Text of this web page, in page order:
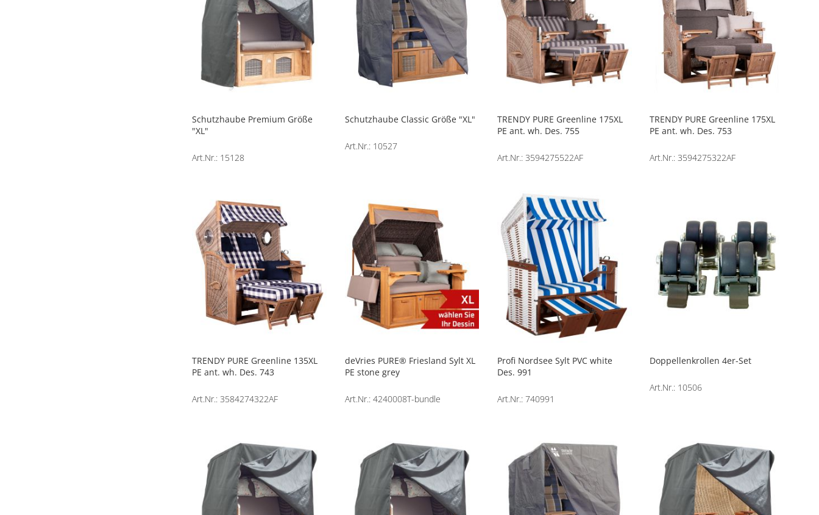
Schutzhaube Premium Größe
"XL"
Art.Nr.: 15128
Schutzhaube Classic Größe "XL"
Art.Nr.: 10527
TRENDY PURE Greenline 175XL
PE ant. wh. Des. 755
Art.Nr.: 3594275522AF
TRENDY PURE Greenline 175XL
PE ant. wh. Des. 753
Art.Nr.: 3594275322AF
TRENDY PURE Greenline 135XL
PE ant. wh. Des. 743
Art.Nr.: 3584274322AF
deVries PURE® Friesland Sylt XL
PE stone grey
Art.Nr.: 4240008T-bundle
Profi Nordsee Sylt PVC white
Des. 991
Art.Nr.: 740991
Doppellenkrollen 4er-Set
Art.Nr.: 10506